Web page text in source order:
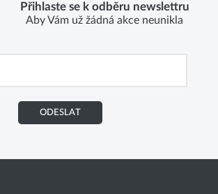
Přihlaste se k odběru newslettru
Aby Vám už žádná akce neunikla
ODESLAT